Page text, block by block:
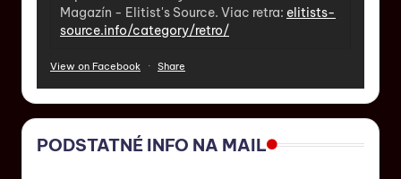
Magazín - Elitist's Source. Viac retra: elitists-
source.info/category/retro/
View on Facebook · Share
PODSTATNÉ INFO NA MAIL